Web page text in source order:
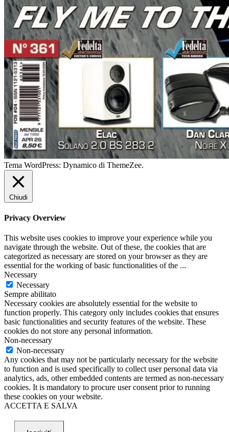
Tema WordPress: Dynamico di ThemeZee.
Chiudi
Privacy Overview
This website uses cookies to improve your experience while you
navigate through the website. Out of these, the cookies that are
categorized as necessary are stored on your browser as they are
essential for the working of basic functionalities of the ...
Necessary
Necessary
Sempre abilitato
Necessary cookies are absolutely essential for the website to
function properly. This category only includes cookies that ensures
basic functionalities and security features of the website. These
cookies do not store any personal information.
Non-necessary
Non-necessary
Any cookies that may not be particularly necessary for the website
to function and is used specifically to collect user personal data via
analytics, ads, other embedded contents are termed as non-necessary
cookies. It is mandatory to procure user consent prior to running
these cookies on your website.
ACCETTA E SALVA